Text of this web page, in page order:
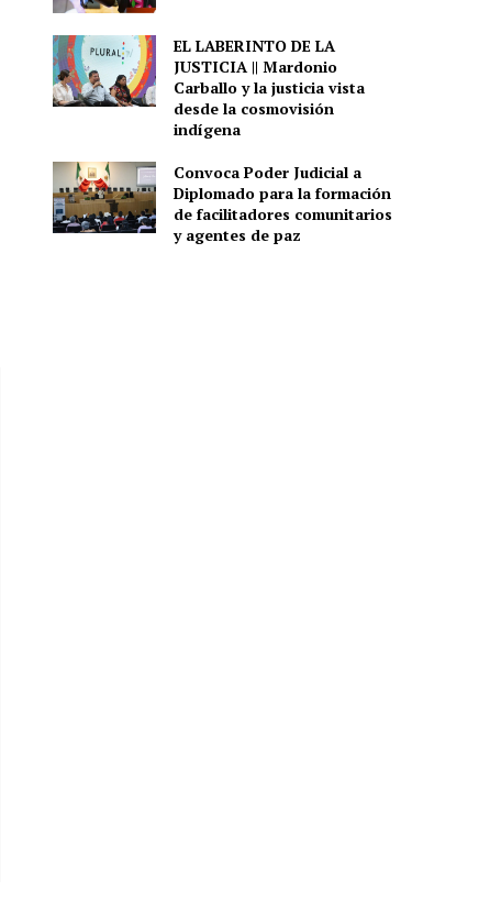
EL LABERINTO DE LA
JUSTICIA || Mardonio
Carballo y la justicia vista
desde la cosmovisión
indígena
Convoca Poder Judicial a
Diplomado para la formación
de facilitadores comunitarios
y agentes de paz